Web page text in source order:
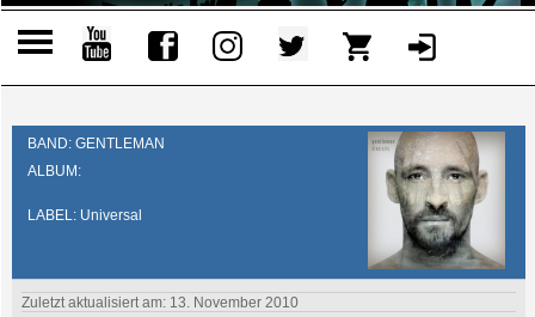
BAND: GENTLEMAN
ALBUM:
LABEL: Universal
Zuletzt aktualisiert am: 13. November 2010